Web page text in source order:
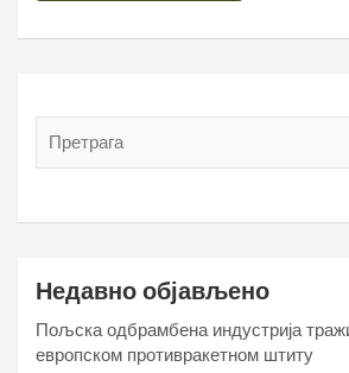
Недавно објављено
Пољска одбрамбена индустрија
европском противракетном штиту